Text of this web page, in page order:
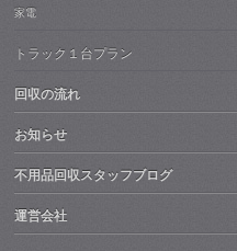
家電
トラック１台プラン
回収の流れ
お知らせ
不用品回収スタッフブログ
運営会社